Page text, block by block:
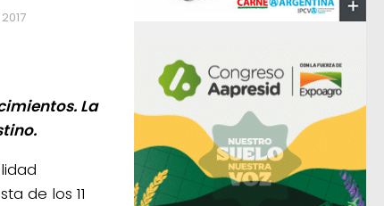
La
de los 11